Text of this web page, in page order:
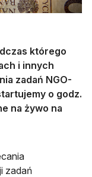
którego
i innych
zadań NGO-
o godz.
na żywo na
zadań